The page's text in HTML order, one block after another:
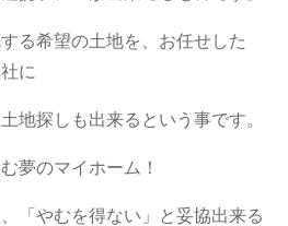
る希望の土地を、お任せした
に
地探しも出来るという事です。
夢のマイホーム！
「やむを得ない」と妥協出来る